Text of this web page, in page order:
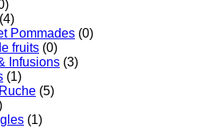
(4)
Pommades (0)
fruits (0)
Infusions (3)
(1)
(5)
(1)